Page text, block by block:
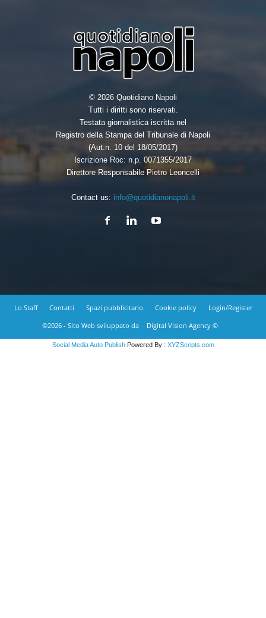
© 2026 Quotidiano Napoli
Tutti i diritti sono riservati.
Testata giornalistica iscritta nel
Registro della Stampa del Tribunale di Napoli
(Aut.n. 10 del 18/05/2017)
Iscrizione Roc: n.p. 0071355/2017
Direttore Responsabile Pietro Leoncelli
Contact us: info@quotidianonapoli.it
Lo Staff Contatti Spazi pubblicitario Cookie policy
Login/Register
©2026 - Sito Web sviluppato da
Digital Vision Agency ©
Social Media Auto PublishPowered By : XYZScripts.com